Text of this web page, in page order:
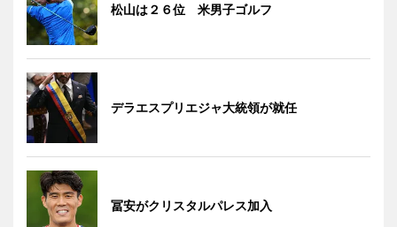
松山は２６位 米男子ゴルフ
デラエスプリエジャ大統領が就任
冨安がクリスタルパレス加入